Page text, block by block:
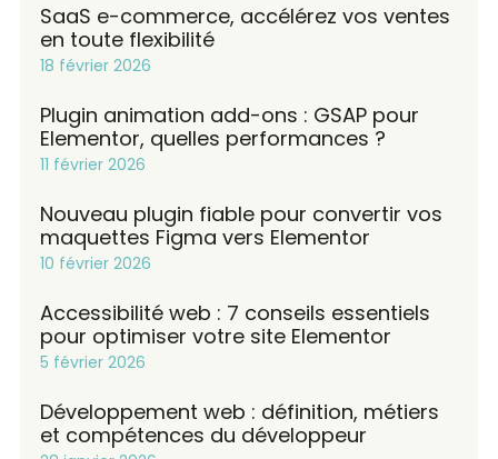
SaaS e-commerce, accélérez vos ventes
en toute flexibilité
18 février 2026
Plugin animation add-ons : GSAP pour
Elementor, quelles performances ?
11 février 2026
Nouveau plugin fiable pour convertir vos
maquettes Figma vers Elementor
10 février 2026
Accessibilité web : 7 conseils essentiels
pour optimiser votre site Elementor
5 février 2026
Développement web : définition, métiers
et compétences du développeur